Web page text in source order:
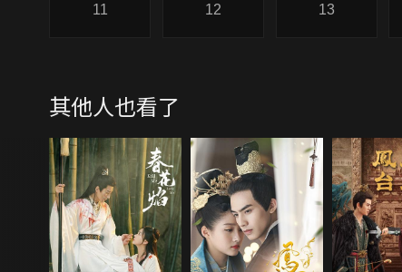
11 12 13
其他人也看了